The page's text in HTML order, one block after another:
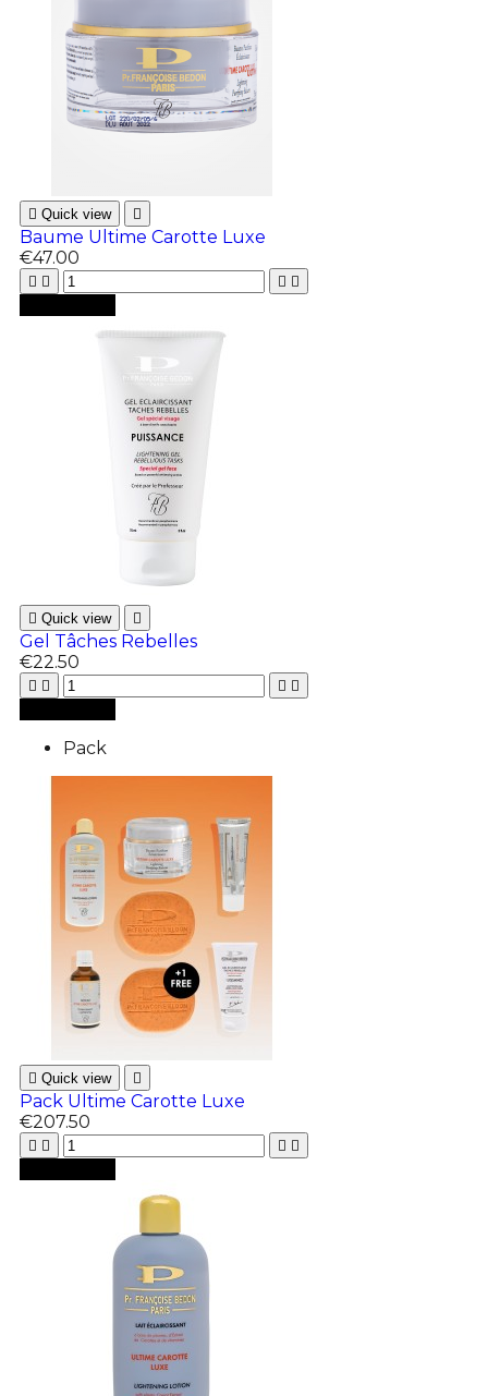
 Quick view 
Baume Ultime Carotte Luxe
€47.00
   
 Quick view 
Gel Tâches Rebelles
€22.50
   
Pack
 Quick view 
Pack Ultime Carotte Luxe
€207.50
   